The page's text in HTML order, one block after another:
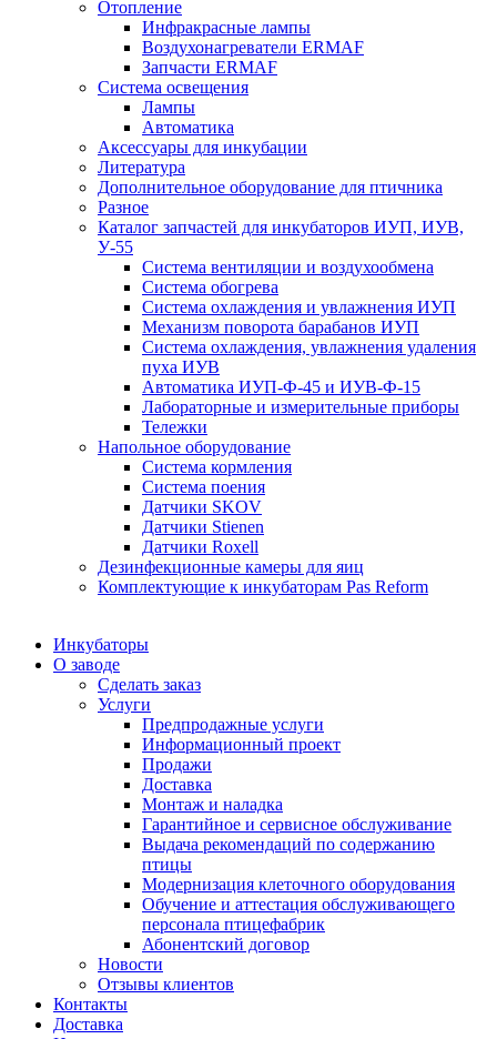
Отопление
Инфракрасные лампы
Воздухонагреватели ERMAF
Запчасти ERMAF
Система освещения
Лампы
Автоматика
Аксессуары для инкубации
Литература
Дополнительное оборудование для птичника
Разное
Каталог запчастей для инкубаторов ИУП, ИУВ,
У-55
Система вентиляции и воздухообмена
Система обогрева
Система охлаждения и увлажнения ИУП
Механизм поворота барабанов ИУП
Система охлаждения, увлажнения удаления
пуха ИУВ
Автоматика ИУП-Ф-45 и ИУВ-Ф-15
Лабораторные и измерительные приборы
Тележки
Напольное оборудование
Система кормления
Система поения
Датчики SKOV
Датчики Stienen
Датчики Roxell
Дезинфекционные камеры для яиц
Комплектующие к инкубаторам Pas Reform
Инкубаторы
О заводе
Сделать заказ
Услуги
Предпродажные услуги
Информационный проект
Продажи
Доставка
Монтаж и наладка
Гарантийное и сервисное обслуживание
Выдача рекомендаций по содержанию
птицы
Модернизация клеточного оборудования
Обучение и аттестация обслуживающего
персонала птицефабрик
Абонентский договор
Новости
Отзывы клиентов
Контакты
Доставка